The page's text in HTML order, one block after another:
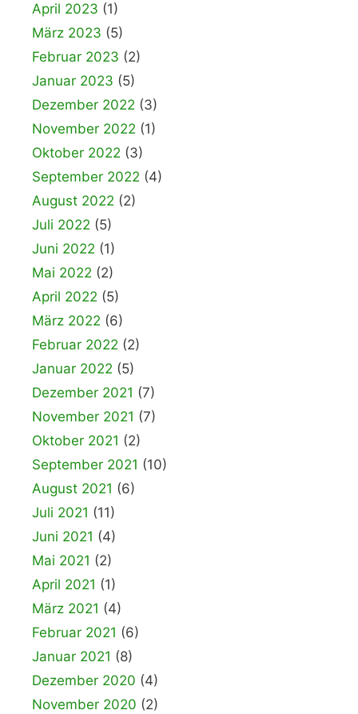
April 2023 (1)
März 2023 (5)
Februar 2023 (2)
Januar 2023 (5)
Dezember 2022 (3)
November 2022 (1)
Oktober 2022 (3)
September 2022 (4)
August 2022 (2)
Juli 2022 (5)
Juni 2022 (1)
Mai 2022 (2)
April 2022 (5)
März 2022 (6)
Februar 2022 (2)
Januar 2022 (5)
Dezember 2021 (7)
November 2021 (7)
Oktober 2021 (2)
September 2021 (10)
August 2021 (6)
Juli 2021 (11)
Juni 2021 (4)
Mai 2021 (2)
April 2021 (1)
März 2021 (4)
Februar 2021 (6)
Januar 2021 (8)
Dezember 2020 (4)
November 2020 (2)